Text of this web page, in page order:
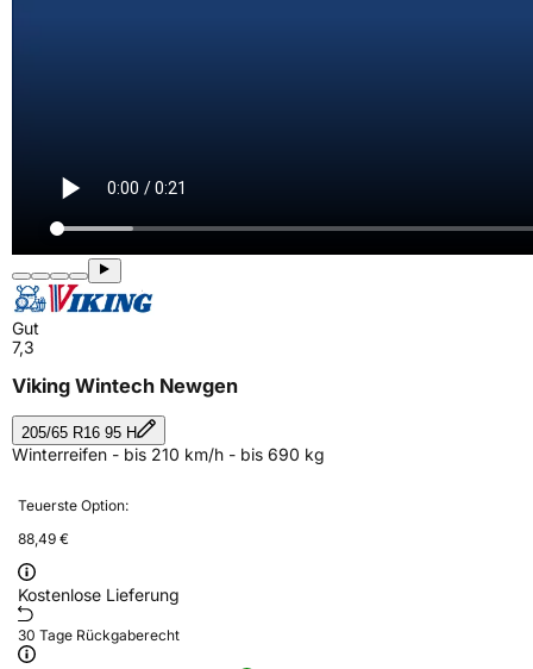
Gut
7,3
Viking Wintech Newgen
205/65 R16 95 H
Winterreifen - bis 210 km/h - bis 690 kg
Teuerste Option:
88,49 €
Kostenlose Lieferung
30 Tage Rückgaberecht